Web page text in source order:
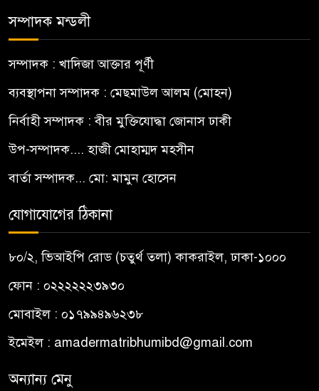
সম্পাদক মন্ডলী
সম্পাদক : খাদিজা আক্তার পূর্ণী
ব্যবস্থাপনা সম্পাদক : মেছমাউল আলম (মোহন)
নির্বাহী সম্পাদক : বীর মুক্তিযোদ্ধা জোনাস ঢাকী
উপ-সম্পাদক.... হাজী মোহাম্মদ মহসীন
বার্তা সম্পাদক... মো: মামুন হোসেন
যোগাযোগের ঠিকানা
৮০/২, ভিআইপি রোড (চতুর্থ তলা) কাকরাইল, ঢাকা-১০০০
ফোন : ০২২২২২২৩৯৩০
মোবাইল : ০১৭৯৯৪৯৬২৩৮
ইমেইল : amadermatribhumibd@gmail.com
অন্যান্য মেনু